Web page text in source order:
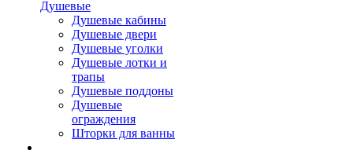
Душевые
Душевые кабины
Душевые двери
Душевые уголки
Душевые лотки и
трапы
Душевые поддоны
Душевые
ограждения
Шторки для ванны